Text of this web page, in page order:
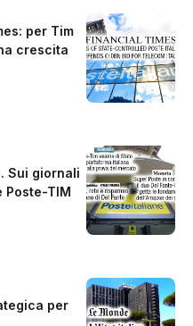
per Tim
crescita
Sui giornali
Poste-TIM
per